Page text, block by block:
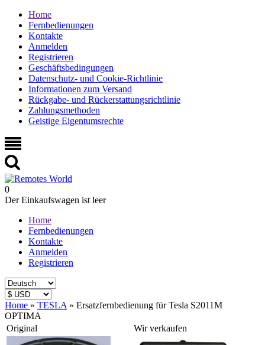
Home
Fernbedienungen
Kontakte
Anmelden
Registrieren
Geschäftsbedingungen
Datenschutz- und Cookie-Richtlinie
Informationen zum Versand
Rückgabe- und Rückerstattungsrichtlinie
Zahlungsmethoden
Geistige Eigentumsrechte
0
Der Einkaufswagen ist leer
Home
Fernbedienungen
Kontakte
Anmelden
Registrieren
Home » TESLA » Ersatzfernbedienung für Tesla S2011M
OPTIMA
Original
Wir verkaufen